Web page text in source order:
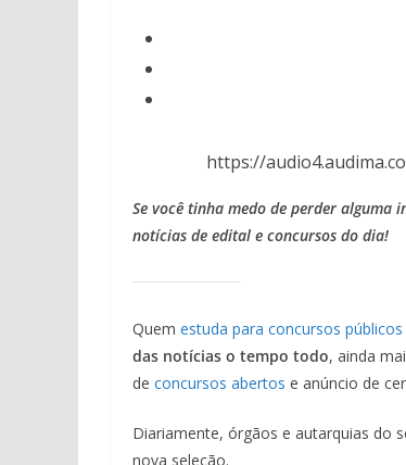
https://
Se você tinha medo de perder alguma
notícias de edital e concursos do dia!
Quem estuda para concursos públicos
das notícias o tempo todo, ainda
de concursos abertos e anúncio de
Diariamente, órgãos e autarquias do
nova seleção.